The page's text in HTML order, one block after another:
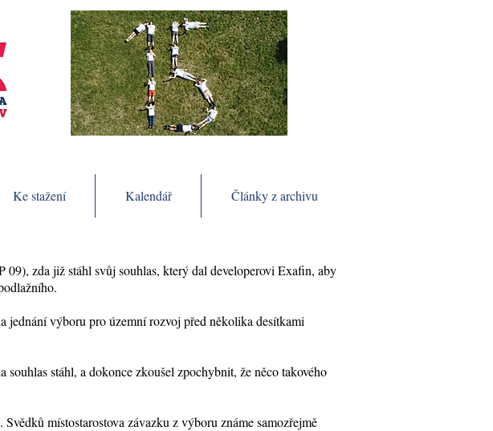
Ke stažení Kalendář Články z archivu
09), zda již stáhl svůj souhlas, který dal developerovi Exafin, aby
jednání výboru pro územní rozvoj před několika desítkami
stáhl, a dokonce zkoušel zpochybnit, že něco takového
místostarostova závazku z výboru známe samozřejmě